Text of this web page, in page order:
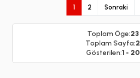
LI
1 2 Sonraki
Toplam Öge:23
Toplam Sayfa:2
Gösterilen:1 - 20